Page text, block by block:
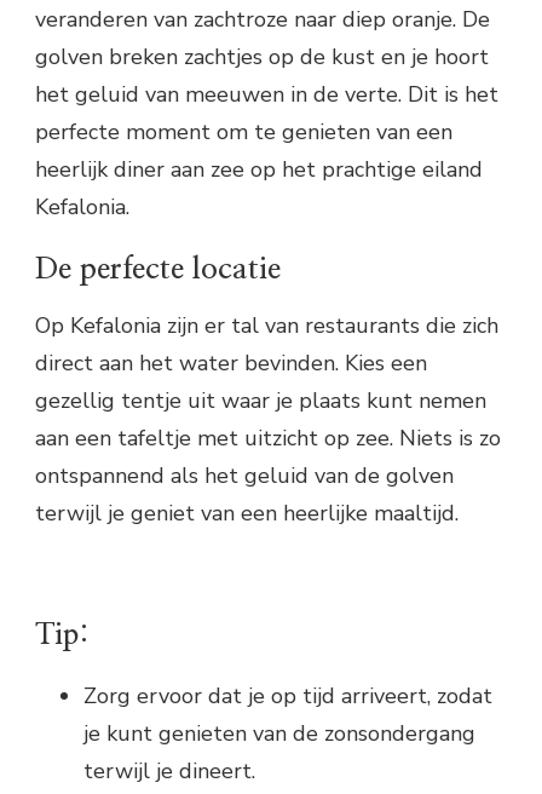
veranderen van zachtroze naar diep oranje. De
golven breken zachtjes op de kust en je hoort
het geluid van meeuwen in de verte. Dit is het
perfecte moment om te genieten van een
heerlijk diner aan zee op het prachtige eiland
Kefalonia.
De perfecte locatie
Op Kefalonia zijn er tal van restaurants die zich
direct aan het water bevinden. Kies een
gezellig tentje uit waar je plaats kunt nemen
aan een tafeltje met uitzicht op zee. Niets is zo
ontspannend als het geluid van de golven
terwijl je geniet van een heerlijke maaltijd.
Tip:
Zorg ervoor dat je op tijd arriveert, zodat
je kunt genieten van de zonsondergang
terwijl je dineert.